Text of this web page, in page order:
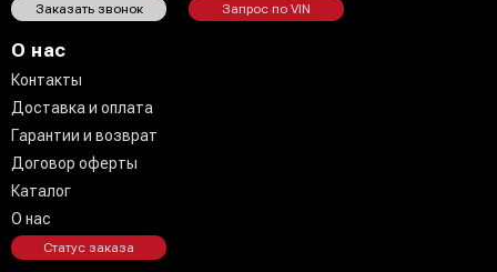
Заказать звонок Запрос по VIN
О нас
Контакты
Доставка и оплата
Гарантии и возврат
Договор оферты
Каталог
О нас
Статус заказа